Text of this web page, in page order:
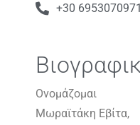
+30 6953070971
Ονομάζομαι
Μωραϊτάκη Εβίτα,